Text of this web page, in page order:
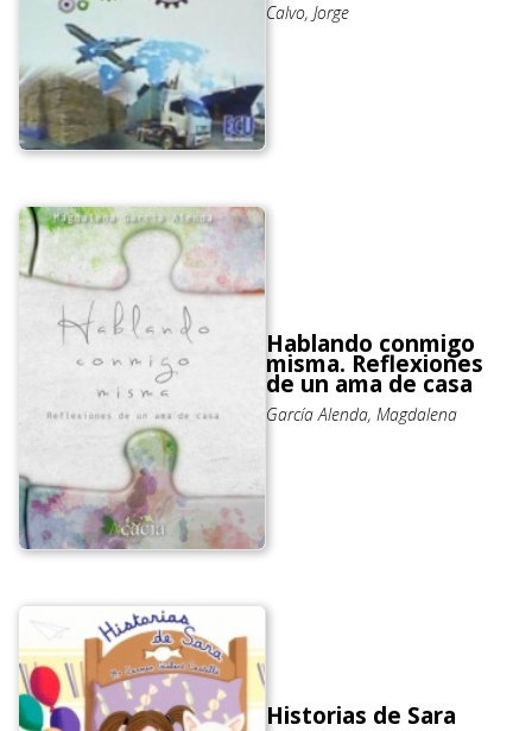
Calvo, Jorge
Hablando conmigo
misma. Reflexiones
de un ama de casa
García Alenda, Magdalena
Historias de Sara